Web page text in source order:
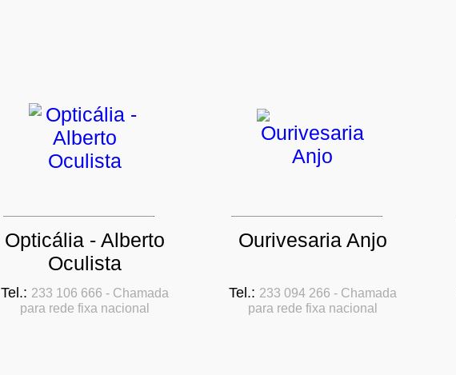
Opticália - Alberto
Oculista
Tel.: 233 106 666 - Chamada
para rede fixa nacional
Ourivesaria Anjo
Tel.: 233 094 266 - Chamada
para rede fixa nacional